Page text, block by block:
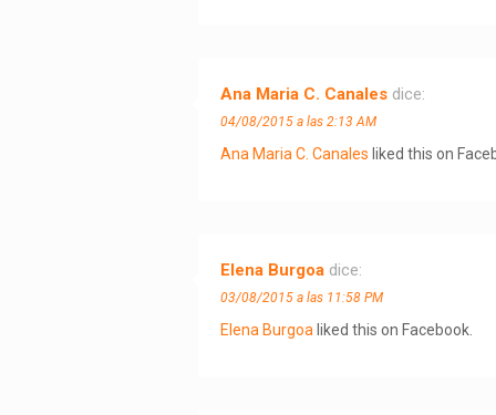
Ana Maria C. Canales dice:
04/08/2015 a las 2:13 AM
Ana Maria C. Canales liked this on
Elena Burgoa dice:
03/08/2015 a las 11:58 PM
Elena Burgoa liked this on Facebook.